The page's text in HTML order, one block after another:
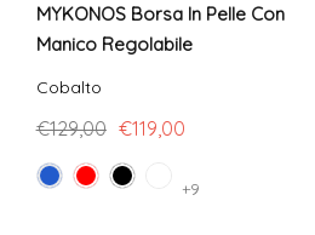
MYKONOS Borsa In Pelle Con
Manico Regolabile
Cobalto
€129,00 €119,00
+9